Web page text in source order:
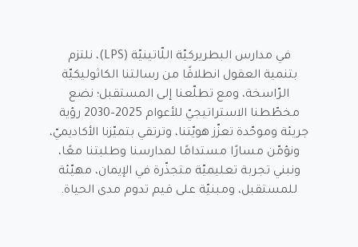
في مدارس البطريركيّة اللّاتينيّة (LPS)، نلتزم
بتنمية العقول انطلاقًا من رسالتنا الكاثوليكيّة
الرّاسخة، ومع تطلّعنا إلى المستقبل؛ نضع
مخطّطنا الاستراتيجيّ للأعوام 2025–2030 رؤية
جريئة وموحّدة تعزّز هويّتنا، وترتقي بتميّزنا الأكاديميّ،
ونؤمّن مسارًا مستدامًا لمدارسنا وطلبتنا معًا،
ونبني تجربة تعليميّة متجذّرة في الإيمان، مهيّئة
للمستقبل، ومبنيّة على قيم تدوم مدى الحياة.